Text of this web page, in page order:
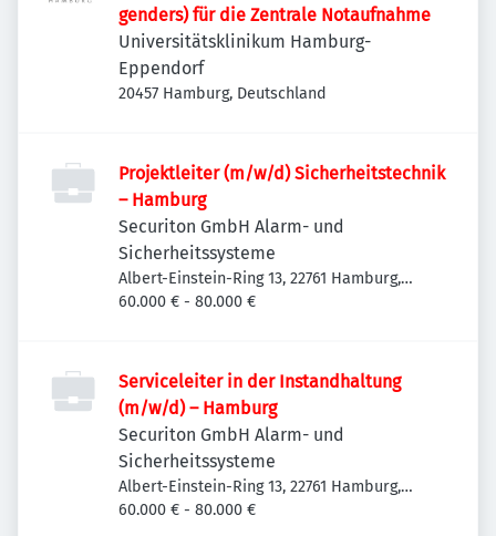
genders) für die Zentrale Notaufnahme
Universitätsklinikum Hamburg-
Eppendorf
20457 Hamburg, Deutschland
Projektleiter (m/w/d) Sicherheitstechnik
– Hamburg
Securiton GmbH Alarm- und
Sicherheitssysteme
Albert-Einstein-Ring 13, 22761 Hamburg,
Deutschland
60.000 € - 80.000 €
Serviceleiter in der Instandhaltung
(m/w/d) – Hamburg
Securiton GmbH Alarm- und
Sicherheitssysteme
Albert-Einstein-Ring 13, 22761 Hamburg,
Deutschland
60.000 € - 80.000 €